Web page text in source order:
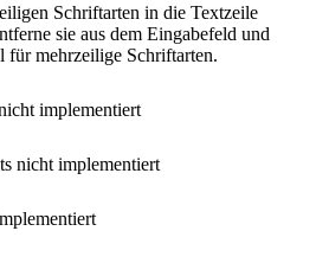
Schriftarten in die Textzeile
sie aus dem Eingabefeld und
für mehrzeilige Schriftarten.
implementiert
nicht implementiert